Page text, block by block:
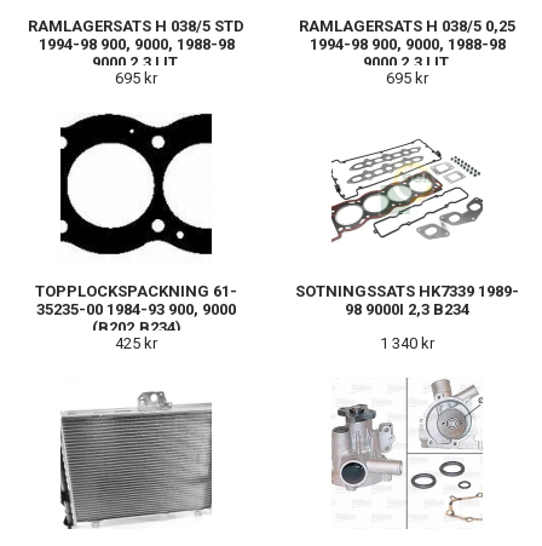
RAMLAGERSATS H 038/5 STD
1994-98 900, 9000, 1988-98
9000 2,3 LIT.
695 kr
RAMLAGERSATS H 038/5 0,25
1994-98 900, 9000, 1988-98
9000 2,3 LIT.
695 kr
TOPPLOCKSPACKNING 61-
35235-00 1984-93 900, 9000
(B202,B234)
425 kr
SOTNINGSSATS HK7339 1989-
98 9000I 2,3 B234
1 340 kr